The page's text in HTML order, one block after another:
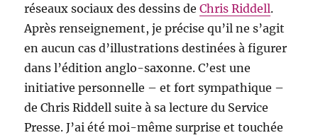
réseaux sociaux des dessins deChris Riddell.
Après renseignement, je précise qu’il ne s’agit
en aucun cas d’illustrations destinées à figurer
dans l’édition anglo-saxonne. C’est une
initiative personnelle – et fort sympathique –
de Chris Riddell suite à sa lecture du Service
Presse. J’ai été moi-même surprise et touchée